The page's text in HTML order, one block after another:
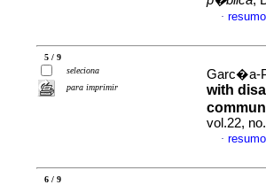
·
5 / 9
seleciona
para imprimir
Garc�a-
with
vol.22,
·
6 / 9